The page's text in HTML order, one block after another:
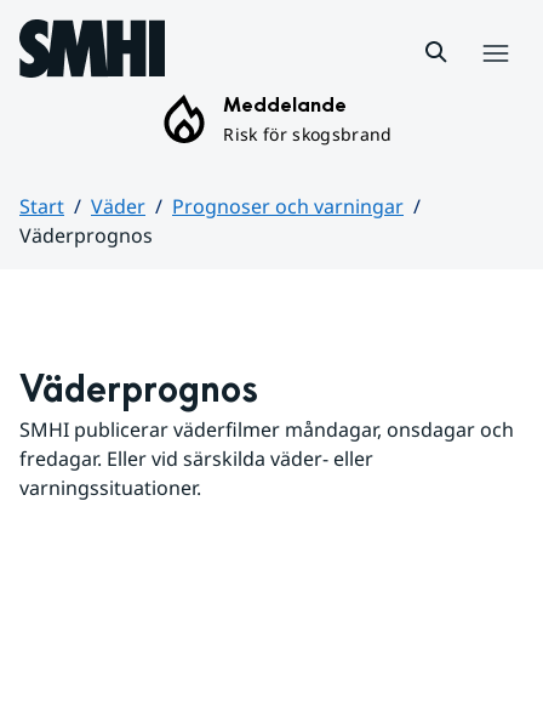
Hoppa till sidans innehåll
Meddelande
Risk för skogsbrand
Start Väder
Prognoser och varningar
Väderprognos
Väderprognos
SMHI publicerar väderfilmer måndagar, onsdagar och
fredagar. Eller vid särskilda väder- eller
varningssituationer.